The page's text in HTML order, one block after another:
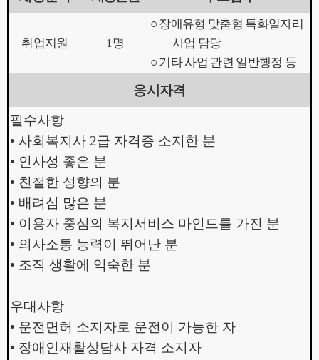
취업지원 1명
○ 장애유형 맞춤형 특화일자리
사업 담당
○ 기타 사업 관련 일반행정 등
응시자격
필수사항
• 사회복지사 2급 자격증 소지한 분
• 인사성 좋은 분
• 친절한 성향의 분
• 배려심 많은 분
• 이용자 중심의 복지서비스 마인드를 가진 분
• 의사소통 능력이 뛰어난 분
• 조직 생활에 익숙한 분
우대사항
• 운전면허 소지자로 운전이 가능한 자
• 장애인재활상담사 자격 소지자